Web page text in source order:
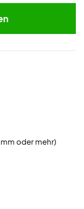
oder mehr)